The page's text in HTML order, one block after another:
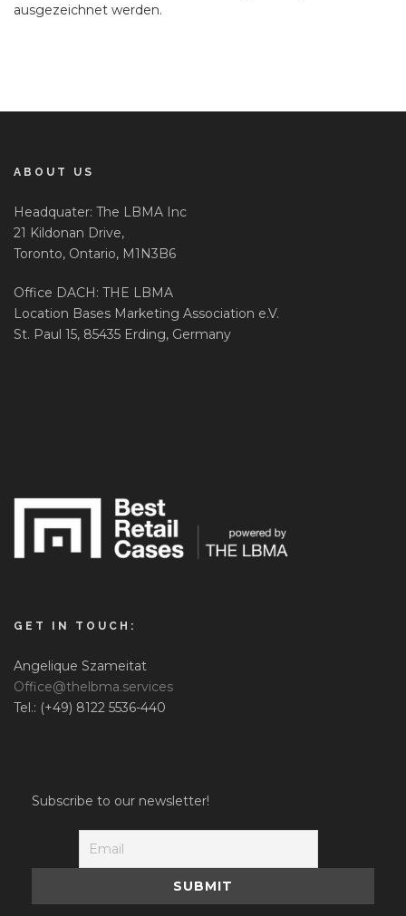
ausgezeichnet werden.
ABOUT US
Headquater: The LBMA Inc
21 Kildonan Drive,
Toronto, Ontario, M1N3B6
Office DACH: THE LBMA
Location Bases Marketing Association e.V.
St. Paul 15, 85435 Erding, Germany
GET IN TOUCH:
Angelique Szameitat
Office@thelbma.services
Tel.: (+49) 8122 5536-440
Subscribe to our newsletter!